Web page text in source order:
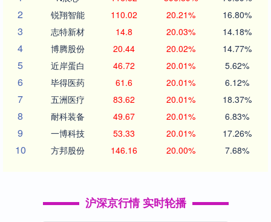
2 锐翔智能 110.02 20.21% 16.80%
3 志特新材 14.8 20.03% 14.18%
4 博腾股份 20.44 20.02% 14.77%
5 近岸蛋白 46.72 20.01% 5.62%
6 毕得医药 61.6 20.01% 6.12%
7 五洲医疗 83.62 20.01% 18.37%
8 耐科装备 49.67 20.01% 6.83%
9 一博科技 53.33 20.01% 17.26%
10 方邦股份 146.16 20.00% 7.68%
沪深京行情 实时轮播